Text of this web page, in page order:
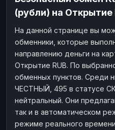
ВТБ
ДЕНЕЖНЫЕ
ЗК USD
WU
Наличные
Наличные USD
(рубли) на Открытие
На данной странице вы
обменники, которые
направлению деньги на
Открытие RUB. По
обменных пунктов. Среди
ЧЕСТНЫЙ, 495 в статусе
нейтральный. Они
так и в автоматическом
режиме реального